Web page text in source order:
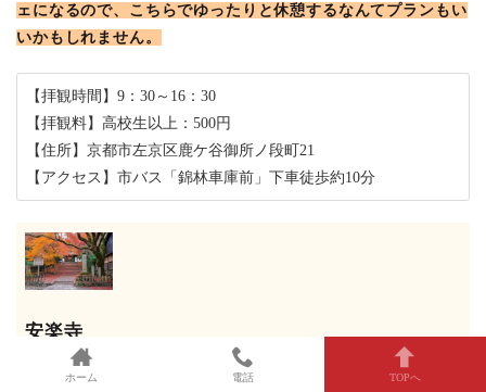
ェになるので、こちらでゆったりと休憩するなんてプランもい
いかもしれません。
【拝観時間】9：30～16：30
【拝観料】高校生以上：500円
【住所】京都市左京区鹿ケ谷御所ノ段町21
【アクセス】市バス「錦林車庫前」下車徒歩約10分
安楽寺
住所：〒606-8422 京都府京都市左京区鹿ケ谷御所
ホーム 電話 TOPへ